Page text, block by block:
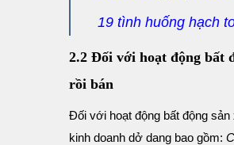
19 tình huống hạch
2.2 Đối với hoạt động bất
rồi bán
Đối với hoạt động bất động
kinh doanh dở dang bao gồm: